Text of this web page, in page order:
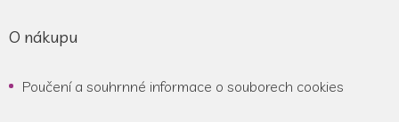
O nákupu
Poučení a souhrnné informace o souborech cookies